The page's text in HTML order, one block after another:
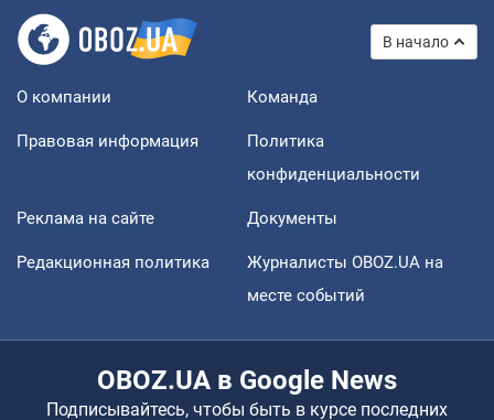
В начало
О компании Команда
Правовая информация
Политика
конфиденциальности
Реклама на сайте Документы
Редакционная политика
Журналисты OBOZ.UA на
месте событий
OBOZ.UA в Google News
Подписывайтесь, чтобы быть в курсе последних